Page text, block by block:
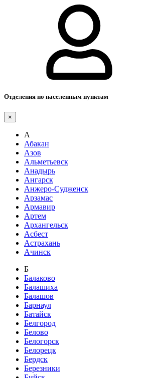
Отделения по населенным пунктам
×
А
Абакан
Азов
Альметьевск
Анадырь
Ангарск
Анжеро-Судженск
Арзамас
Армавир
Артем
Архангельск
Асбест
Астрахань
Ачинск
Б
Балаково
Балашиха
Балашов
Барнаул
Батайск
Белгород
Белово
Белогорск
Белорецк
Бердск
Березники